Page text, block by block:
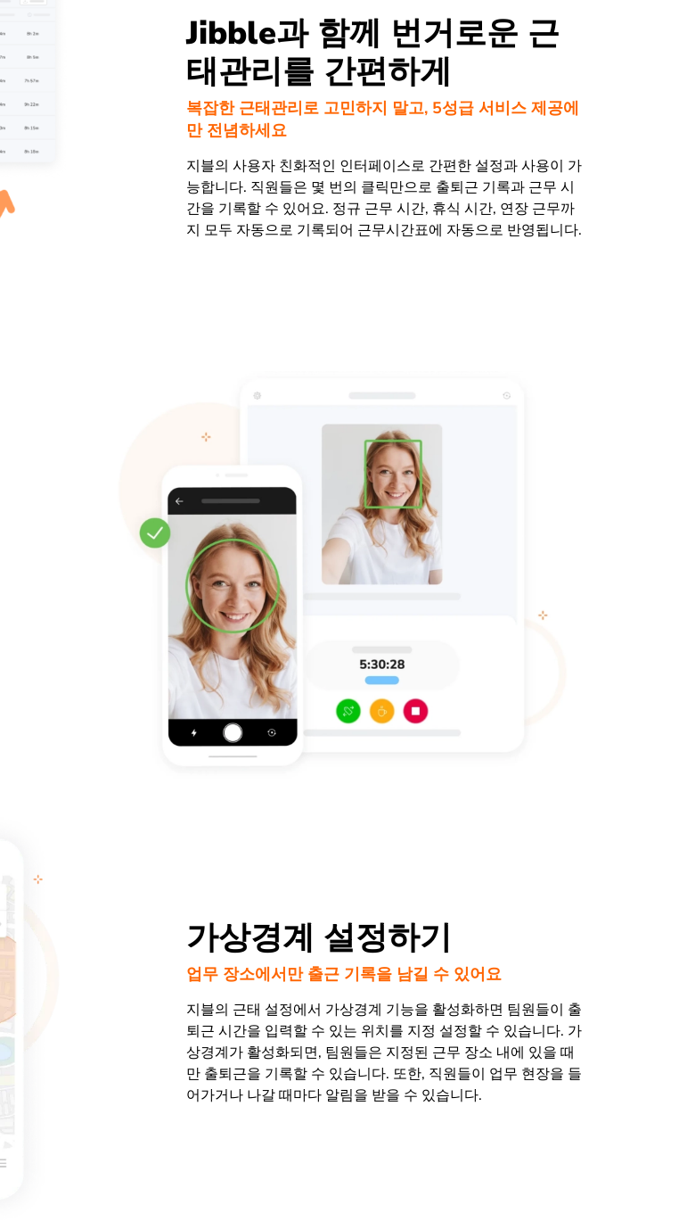
Jibble과 함께 번거로운 근
태관리를 간편하게
복잡한 근태관리로 고민하지 말고, 5성급 서비스 제공에
만 전념하세요
지블의 사용자 친화적인 인터페이스로 간편한 설정과 사용이 가
능합니다. 직원들은 몇 번의 클릭만으로 출퇴근 기록과 근무 시
간을 기록할 수 있어요. 정규 근무 시간, 휴식 시간, 연장 근무까
지 모두 자동으로 기록되어 근무시간표에 자동으로 반영됩니다.
가상경계 설정하기
업무 장소에서만 출근 기록을 남길 수 있어요
지블의 근태 설정에서 가상경계 기능을 활성화하면 팀원들이 출
퇴근 시간을 입력할 수 있는 위치를 지정 설정할 수 있습니다. 가
상경계가 활성화되면, 팀원들은 지정된 근무 장소 내에 있을 때
만 출퇴근을 기록할 수 있습니다. 또한, 직원들이 업무 현장을 들
어가거나 나갈 때마다 알림을 받을 수 있습니다.